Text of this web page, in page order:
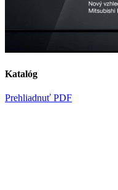
Katalóg
Prehliadnuť PDF